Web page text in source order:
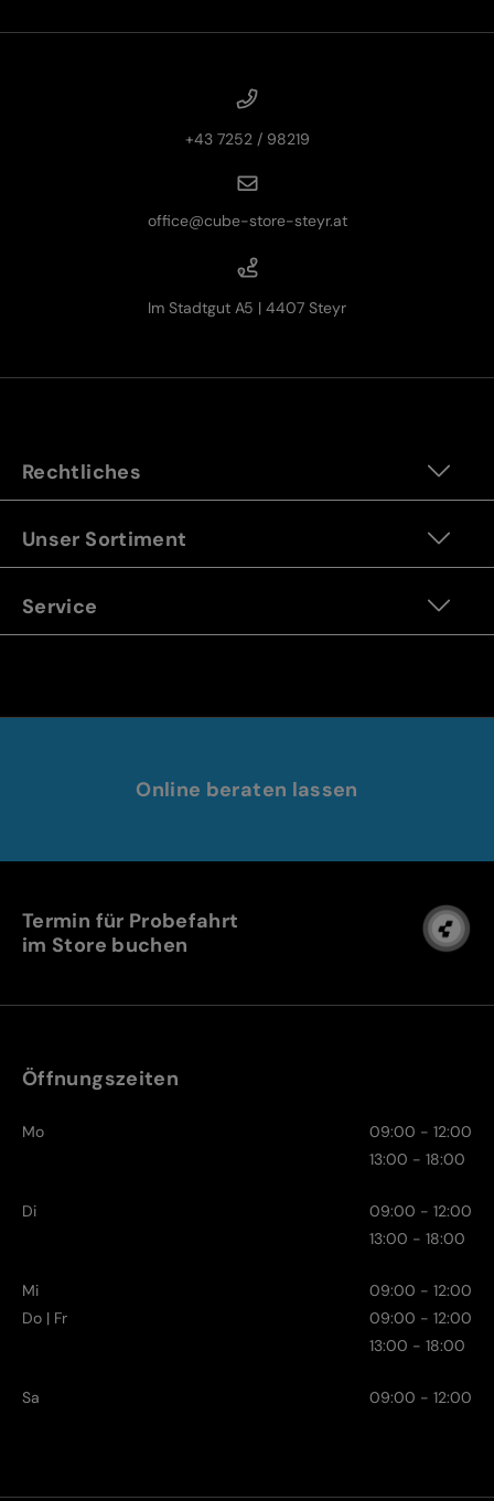
+43 7252 / 98219
office@cube-store-steyr.at
Im Stadtgut A5 | 4407 Steyr
Rechtliches
Unser Sortiment
Service
Online beraten lassen
Termin für Probefahrt
im Store buchen
Öffnungszeiten
Mo
09:00 - 12:00
13:00 - 18:00
Di
09:00 - 12:00
13:00 - 18:00
Mi
09:00 - 12:00
Do | Fr
09:00 - 12:00
13:00 - 18:00
Sa 09:00 - 12:00